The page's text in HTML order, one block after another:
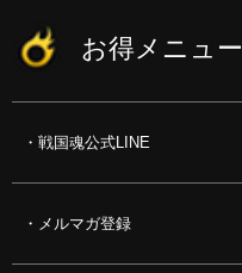
お得メニュー
戦国魂公式LINE
メルマガ登録